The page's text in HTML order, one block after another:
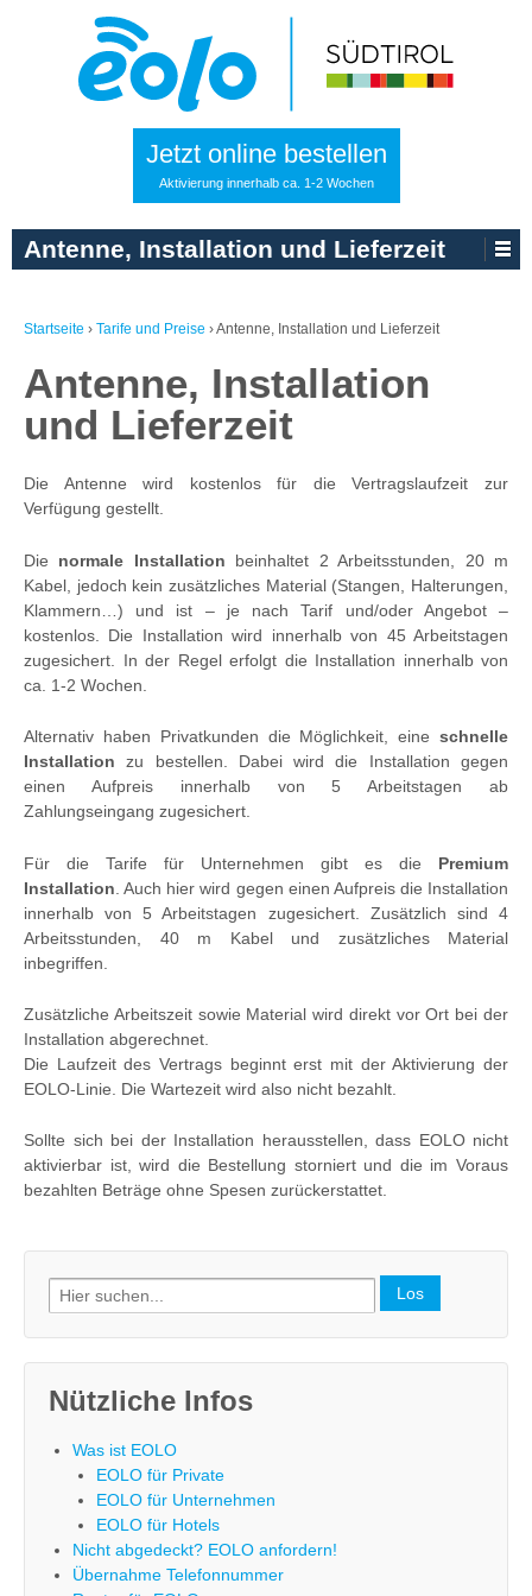
Jetzt online bestellen
Aktivierung innerhalb ca. 1-2 Wochen
Antenne, Installation und Lieferzeit
Startseite › Tarife und Preise ›Antenne, Installation und Lieferzeit
Antenne, Installation
und Lieferzeit
Die Antenne wird kostenlos für die Vertragslaufzeit zur
Verfügung gestellt.
Die normale Installation beinhaltet 2 Arbeitsstunden, 20 m
Kabel, jedoch kein zusätzliches Material (Stangen, Halterungen,
Klammern…) und ist – je nach Tarif und/oder Angebot –
kostenlos. Die Installation wird innerhalb von 45 Arbeitstagen
zugesichert. In der Regel erfolgt die Installation innerhalb von
ca. 1-2 Wochen.
Alternativ haben Privatkunden die Möglichkeit, eine schnelle
Installation zu bestellen. Dabei wird die Installation gegen
einen Aufpreis innerhalb von 5 Arbeitstagen ab
Zahlungseingang zugesichert.
Für die Tarife für Unternehmen gibt es die Premium
Installation . Auch hier wird gegen einen Aufpreis die Installation
innerhalb von 5 Arbeitstagen zugesichert. Zusätzlich sind 4
Arbeitsstunden, 40 m Kabel und zusätzliches Material
inbegriffen.
Zusätzliche Arbeitszeit sowie Material wird direkt vor Ort bei der
Installation abgerechnet.
Die Laufzeit des Vertrags beginnt erst mit der Aktivierung der
EOLO-Linie. Die Wartezeit wird also nicht bezahlt.
Sollte sich bei der Installation herausstellen, dass EOLO nicht
aktivierbar ist, wird die Bestellung storniert und die im Voraus
bezahlten Beträge ohne Spesen zurückerstattet.
Search
for:
Nützliche Infos
Was ist EOLO
EOLO für Private
EOLO für Unternehmen
EOLO für Hotels
Nicht abgedeckt? EOLO anfordern!
Übernahme Telefonnummer